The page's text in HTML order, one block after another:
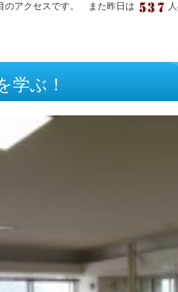
のアクセスです。 また昨日は
学ぶ！